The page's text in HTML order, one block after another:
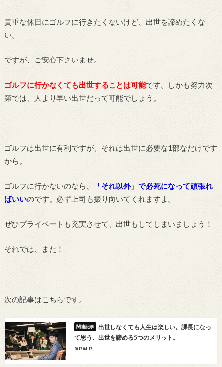
貴重な休日にゴルフに行きたくないけど、出世を諦めたくな
い。
ですが、ご安心下さいませ。
ゴルフに行かなくても出世することは可能です。しかも努力次
第では、人より早い出世だって可能でしょう。
ゴルフは出世に有利ですが、それは出世に必要な1部なだけです
から。
ゴルフに行かないのなら、
「それ以外」で必死になって頑張れ
ばいいのです。必ず上司も振り向いてくれますよ。
ぜひプライベートも充実させて、出世もしてしまいましょう！
それでは、また！
次の記事はこちらです。
出世しなくても人生は楽しい。課長になっ
て思う、出世を諦める5つのメリット。
2017.04.17